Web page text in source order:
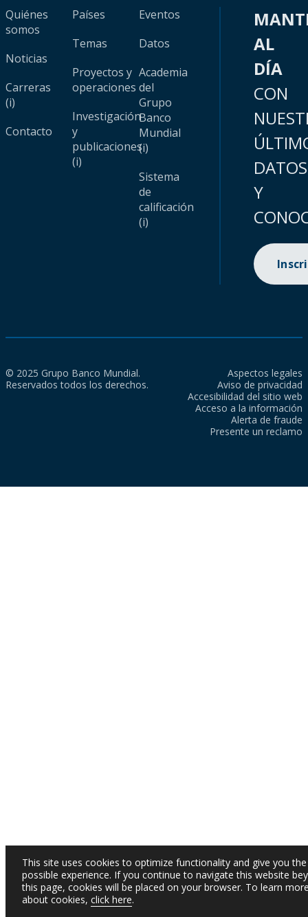
Quiénes
somos
Noticias
Carreras
(i)
Contacto
Países
Temas
Proyectos y
operaciones
Investigación
y
publicaciones
(i)
Eventos
Datos
Academia
del
Grupo
Banco
Mundial
(i)
Sistema
de
calificación
(i)
AL
DÍA
CON
DATOS
Y
© 2025 Grupo Banco Mundial.
Reservados todos los derechos.
Aspectos legales
Aviso de privacidad
Accesibilidad del sitio web
Acceso a la información
Alerta de fraude
Presente un reclamo
This site uses cookies to optimize functionality and give you
possible experience. If you continue to navigate this website
this page, cookies will be placed on your browser. To learn
about cookies, click here.